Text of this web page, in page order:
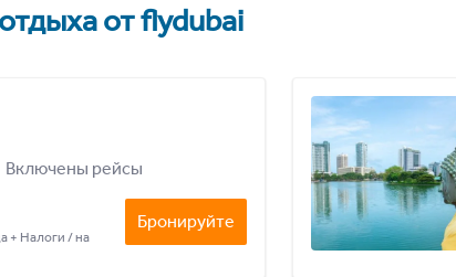
от flydubai
Включены рейсы
+ Налоги / на
Бронируйте